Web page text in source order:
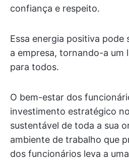
confiança e respeito.
Essa energia positiva pode
a empresa, tornando-a um
para todos.
O bem-estar dos
investimento estratégico
sustentável de toda a sua
ambiente de trabalho que
dos funcionários leva a